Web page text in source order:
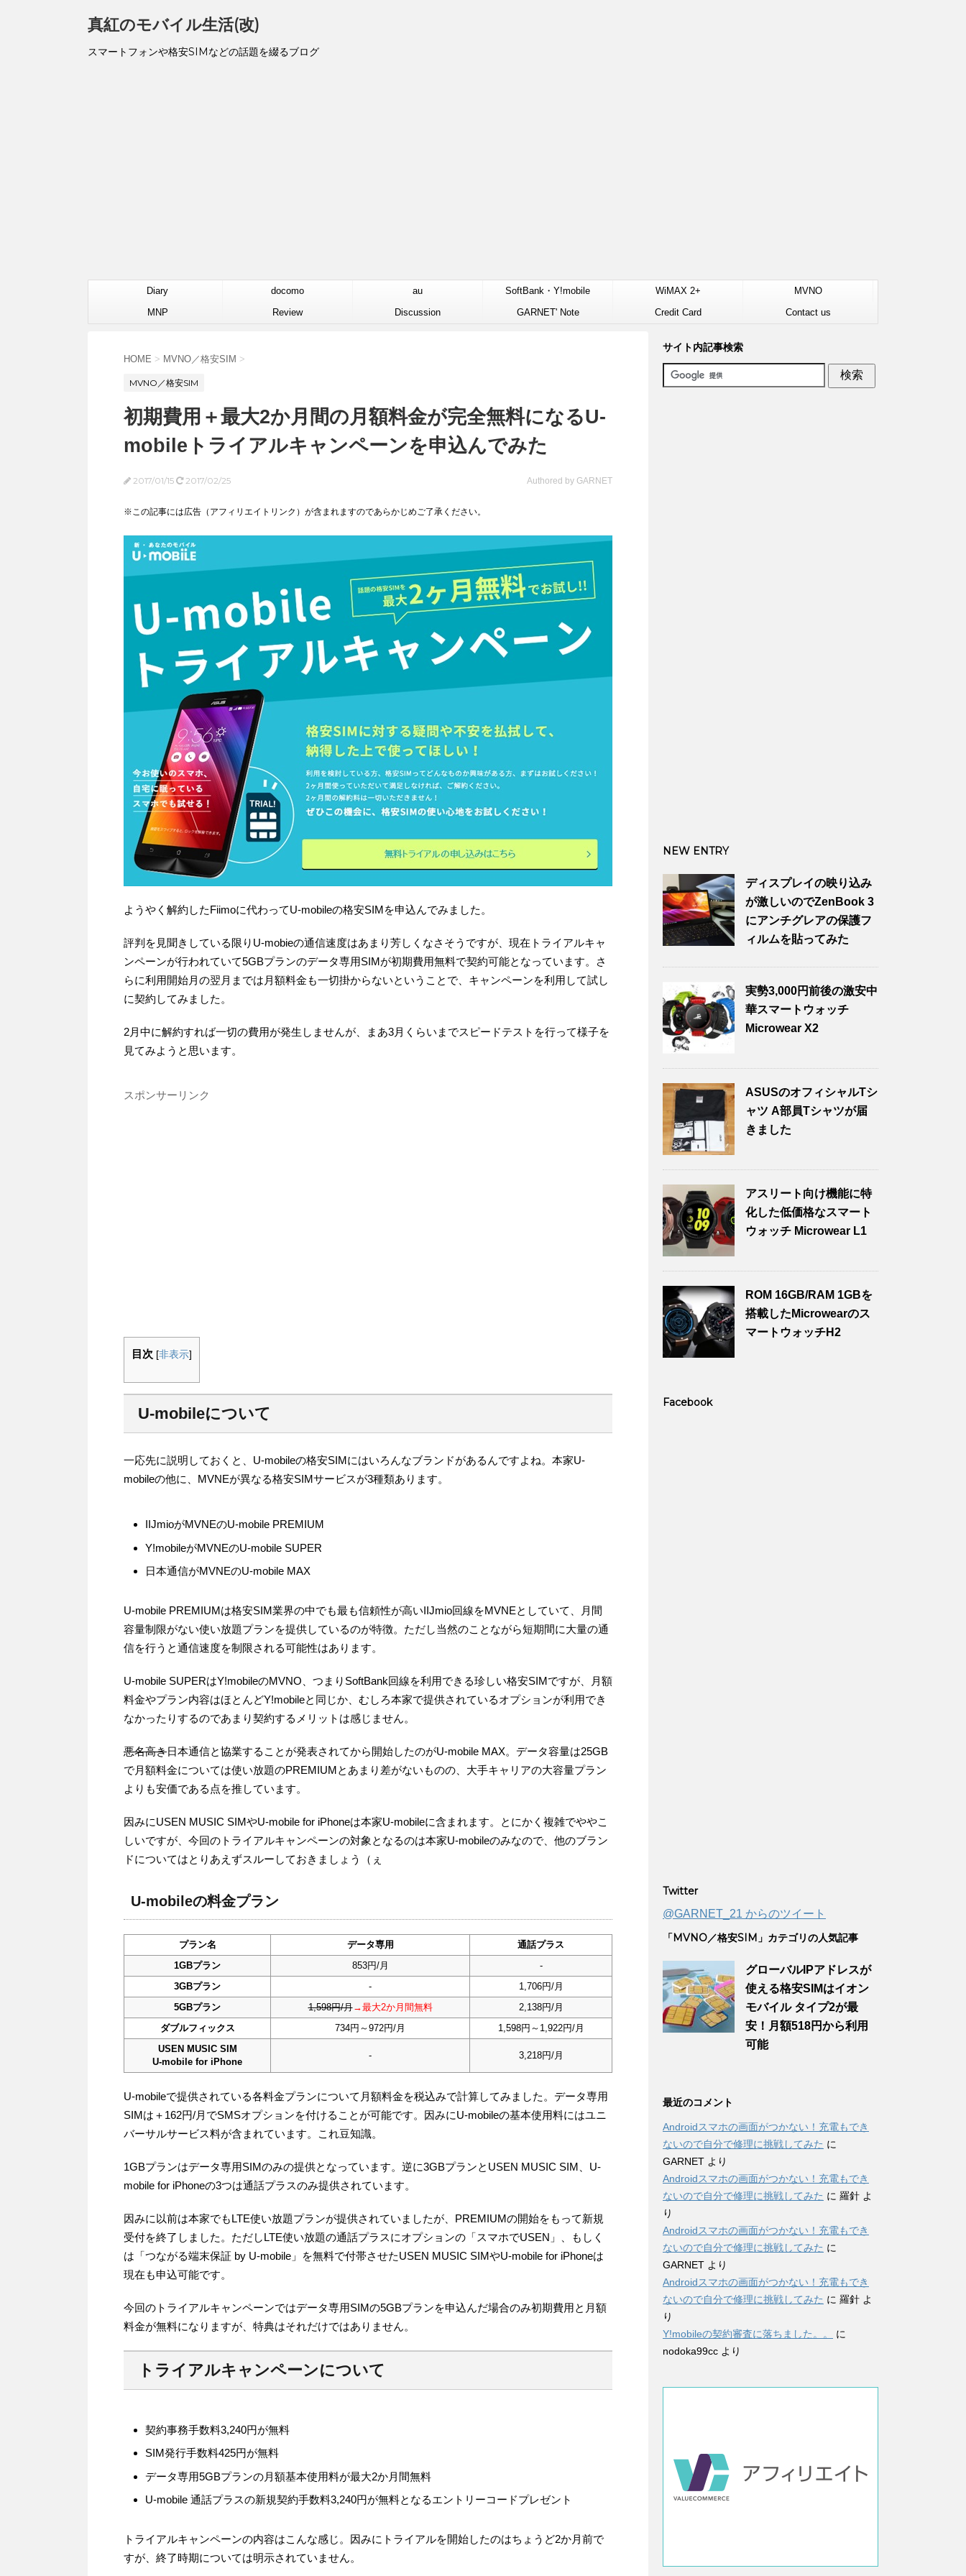
真紅のモバイル生活(改)
スマートフォンや格安SIMなどの話題を綴るブログ
Diary docomo au SoftBank・Y!mobile WiMAX 2+
MVNO
MNP
Review Discussion GARNET' Note Credit Card Contact us
HOME > MVNO／格安SIM >
MVNO／格安SIM
初期費用＋最大2か月間の月額料金が完全無料になるU-
mobileトライアルキャンペーンを申込んでみた
2017/01/15 2017/02/25 Authored by GARNET
※この記事には広告（アフィリエイトリンク）が含まれますのであらかじめご了承ください。
ようやく解約したFiimoに代わってU-mobileの格安SIMを申込んでみました。
評判を見聞きしている限りU-mobieの通信速度はあまり芳しくなさそうですが、現在トライアルキャ
ンペーンが行われていて5GBプランのデータ専用SIMが初期費用無料で契約可能となっています。さ
らに利用開始月の翌月までは月額料金も一切掛からないということで、キャンペーンを利用して試し
に契約してみました。
2月中に解約すれば一切の費用が発生しませんが、まあ3月くらいまでスピードテストを行って様子を
見てみようと思います。
スポンサーリンク
目次 [非表示]
U-mobileについて
一応先に説明しておくと、U-mobileの格安SIMにはいろんなブランドがあるんですよね。本家U-
mobileの他に、MVNEが異なる格安SIMサービスが3種類あります。
IIJmioがMVNEのU-mobile PREMIUM
Y!mobileがMVNEのU-mobile SUPER
日本通信がMVNEのU-mobile MAX
U-mobile PREMIUMは格安SIM業界の中でも最も信頼性が高いIIJmio回線をMVNEとしていて、月間
容量制限がない使い放題プランを提供しているのが特徴。ただし当然のことながら短期間に大量の通
信を行うと通信速度を制限される可能性はあります。
U-mobile SUPERはY!mobileのMVNO、つまりSoftBank回線を利用できる珍しい格安SIMですが、月額
料金やプラン内容はほとんどY!mobileと同じか、むしろ本家で提供されているオプションが利用でき
なかったりするのであまり契約するメリットは感じません。
悪名高き日本通信と協業することが発表されてから開始したのがU-mobile MAX。データ容量は25GB
で月額料金については使い放題のPREMIUMとあまり差がないものの、大手キャリアの大容量プラン
よりも安価である点を推しています。
因みにUSEN MUSIC SIMやU-mobile for iPhoneは本家U-mobileに含まれます。とにかく複雑でややこ
しいですが、今回のトライアルキャンペーンの対象となるのは本家U-mobileのみなので、他のブラン
ドについてはとりあえずスルーしておきましょう（ぇ
U-mobileの料金プラン
プラン名 データ専用
通話プラス
1GBプラン
853円/月
-
3GBプラン
-
1,706円/月
5GBプラン
1,598円/月→最大2か月間無料
2,138円/月
ダブルフィックス
734円～972円/月
1,598円～1,922円/月
USEN MUSIC SIM
U-mobile for iPhone
- 3,218円/月
U-mobileで提供されている各料金プランについて月額料金を税込みで計算してみました。データ専用
SIMは＋162円/月でSMSオプションを付けることが可能です。因みにU-mobileの基本使用料にはユニ
バーサルサービス料が含まれています。これ豆知識。
1GBプランはデータ専用SIMのみの提供となっています。逆に3GBプランとUSEN MUSIC SIM、U-
mobile for iPhoneの3つは通話プラスのみ提供されています。
因みに以前は本家でもLTE使い放題プランが提供されていましたが、PREMIUMの開始をもって新規
受付を終了しました。ただしLTE使い放題の通話プラスにオプションの「スマホでUSEN」、もしく
は「つながる端末保証 by U-mobile」を無料で付帯させたUSEN MUSIC SIMやU-mobile for iPhoneは
現在も申込可能です。
今回のトライアルキャンペーンではデータ専用SIMの5GBプランを申込んだ場合のみ初期費用と月額
料金が無料になりますが、特典はそれだけではありません。
トライアルキャンペーンについて
契約事務手数料3,240円が無料
SIM発行手数料425円が無料
データ専用5GBプランの月額基本使用料が最大2か月間無料
U-mobile 通話プラスの新規契約手数料3,240円が無料となるエントリーコードプレゼント
トライアルキャンペーンの内容はこんな感じ。因みにトライアルを開始したのはちょうど2か月前で
すが、終了時期については明示されていません。
サイト内記事検索
NEW ENTRY
ディスプレイの映り込み
が激しいのでZenBook 3
にアンチグレアの保護フ
ィルムを貼ってみた
実勢3,000円前後の激安中
華スマートウォッチ
Microwear X2
ASUSのオフィシャルTシ
ャツ A部員Tシャツが届
きました
アスリート向け機能に特
化した低価格なスマート
ウォッチ Microwear L1
ROM 16GB/RAM 1GBを
搭載したMicrowearのス
マートウォッチH2
Facebook
Twitter
@GARNET_21 からのツイート
「MVNO／格安SIM」カテゴリの人気記事
グローバルIPアドレスが
使える格安SIMはイオン
モバイル タイプ2が最
安！月額518円から利用
可能
最近のコメント
Androidスマホの画面がつかない！充電もでき
ないので自分で修理に挑戦してみた に
GARNET より
Androidスマホの画面がつかない！充電もでき
ないので自分で修理に挑戦してみた に 羅針 よ
り
Androidスマホの画面がつかない！充電もでき
ないので自分で修理に挑戦してみた に
GARNET より
Androidスマホの画面がつかない！充電もでき
ないので自分で修理に挑戦してみた に 羅針 よ
り
Y!mobileの契約審査に落ちました。。
に
nodoka99cc より